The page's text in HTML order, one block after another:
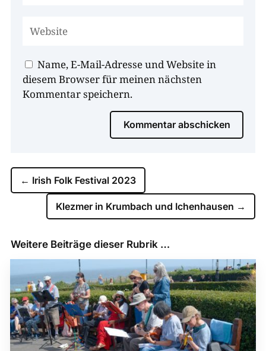
Name, E-Mail-Adresse und Website in
diesem Browser für meinen nächsten
Kommentar speichern.
Kommentar abschicken
← Irish Folk Festival 2023
Klezmer in Krumbach und Ichenhausen →
Weitere Beiträge dieser Rubrik …